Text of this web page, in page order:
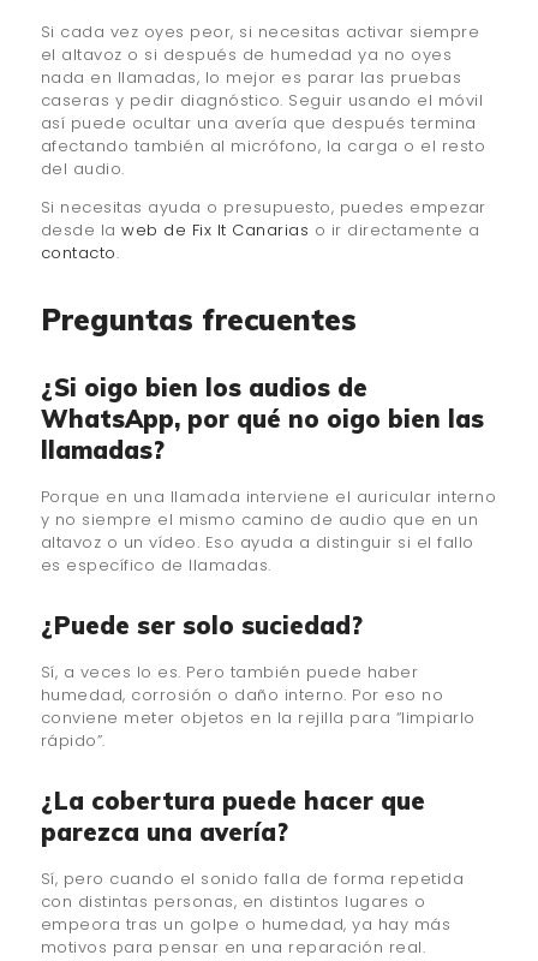
Si cada vez oyes peor, si necesitas activar siempre
el altavoz o si después de humedad ya no oyes
nada en llamadas, lo mejor es parar las pruebas
caseras y pedir diagnóstico. Seguir usando el móvil
así puede ocultar una avería que después termina
afectando también al micrófono, la carga o el resto
del audio.
Si necesitas ayuda o presupuesto, puedes empezar
desde laweb de Fix It Canarias o ir directamente a
contacto.
Preguntas frecuentes
¿Si oigo bien los audios de
WhatsApp, por qué no oigo bien las
llamadas?
Porque en una llamada interviene el auricular interno
y no siempre el mismo camino de audio que en un
altavoz o un vídeo. Eso ayuda a distinguir si el fallo
es específico de llamadas.
¿Puede ser solo suciedad?
Sí, a veces lo es. Pero también puede haber
humedad, corrosión o daño interno. Por eso no
conviene meter objetos en la rejilla para “limpiarlo
rápido”.
¿La cobertura puede hacer que
parezca una avería?
Sí, pero cuando el sonido falla de forma repetida
con distintas personas, en distintos lugares o
empeora tras un golpe o humedad, ya hay más
motivos para pensar en una reparación real.